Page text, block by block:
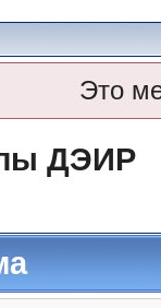
Это
ДЭИР